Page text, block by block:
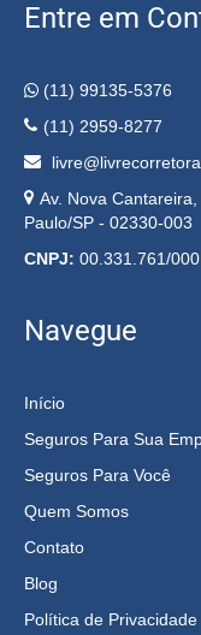
Entre em
(11) 99135-5376
(11) 2959-8277
Av. Nova
Paulo/SP - 02330-003
CNPJ: 00.331.761/
Navegue
Início
Seguros Para Sua
Seguros Para Você
Quem Somos
Contato
Blog
Política de